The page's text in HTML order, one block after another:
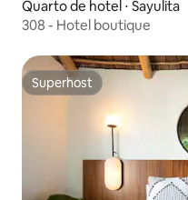
Quarto de hotel ⋅ Sayulita
308 - Hotel boutique
Superhost
Superhost